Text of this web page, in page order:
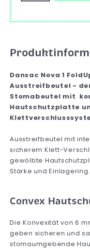
Dansac Nova 1
Ausstreifbeutel -
Stomabeutel mit
Hautschutzplatte
Ausstreifbeutel mit
sicherem Klett-
gewölbte
Stärke und Einlagering.
Convex
Die Konvexität von 6
geben sicheren und
stomaumgebende